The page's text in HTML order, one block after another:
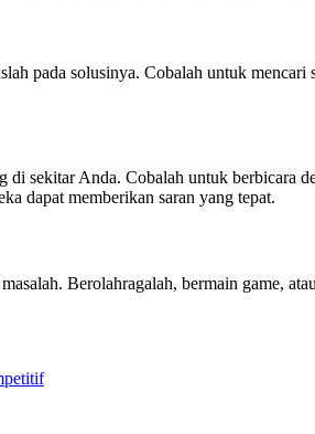
pada solusinya. Cobalah untuk
sekitar Anda. Cobalah untuk berbicara
dapat memberikan saran yang tepat.
Berolahragalah, bermain game,